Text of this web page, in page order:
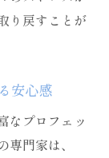
る活力の秘
れた美と
り戻すことが
安心感
なプロフェッ
門家は、